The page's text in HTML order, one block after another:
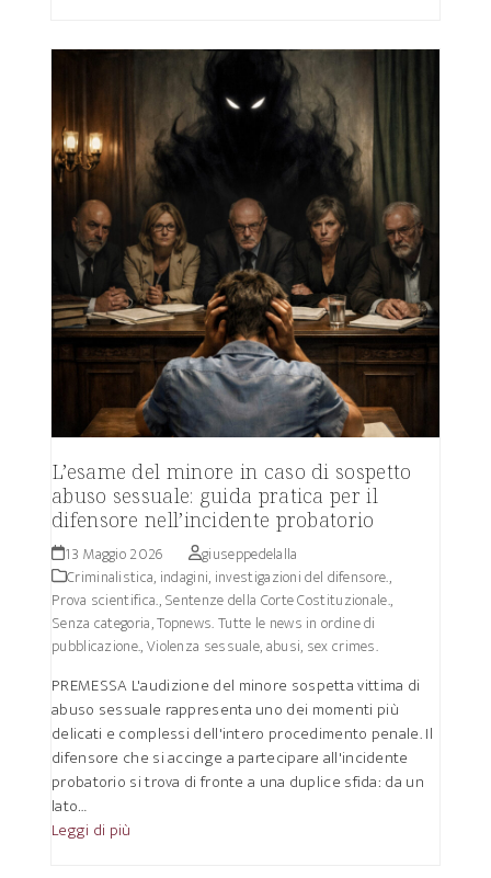
L’esame del minore in caso di sospetto
abuso sessuale: guida pratica per il
difensore nell’incidente probatorio
13 Maggio 2026
giuseppedelalla
Criminalistica, indagini, investigazioni del difensore.,
Prova scientifica.,Sentenze della Corte Costituzionale.,
Senza categoria,Topnews. Tutte le news in ordine di
pubblicazione.,Violenza sessuale, abusi, sex crimes.
PREMESSA L'audizione del minore sospetta vittima di
abuso sessuale rappresenta uno dei momenti più
delicati e complessi dell'intero procedimento penale. Il
difensore che si accinge a partecipare all'incidente
probatorio si trova di fronte a una duplice sfida: da un
lato…
Leggi di più